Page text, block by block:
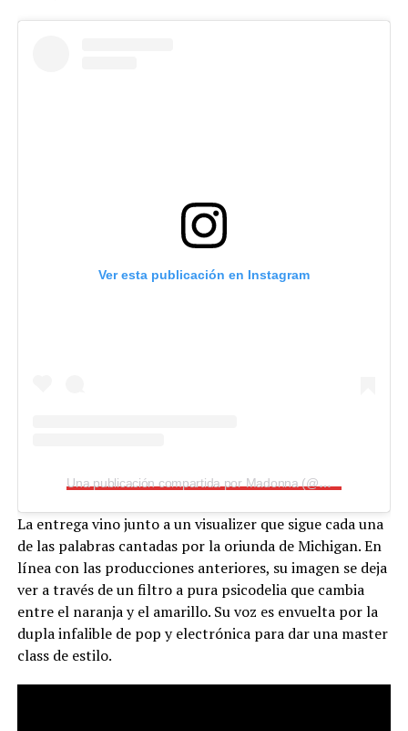
Ver esta publicación en Instagram
Una publicación compartida por Madonna (@madonna)
La entrega vino junto a un visualizer que sigue cada una
de las palabras cantadas por la oriunda de Michigan. En
línea con las producciones anteriores, su imagen se deja
ver a través de un filtro a pura psicodelia que cambia
entre el naranja y el amarillo. Su voz es envuelta por la
dupla infalible de pop y electrónica para dar una master
class de estilo.